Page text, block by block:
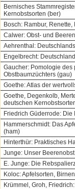
Bernisches
Kernobstsorten (ber)
Bosch: Rambur,
Calwer: Obst- und
Aehrenthal:
Engelbrecht:
Gaucher: Pomologie des
Obstbaumzüchters (gau)
Goethe: Atlas der
Goethe, Degenkolb,
deutschen
Friedrich Güderrode: Die
Hammerschmidt: Das
(ham)
Hinterthür: Praktisches
Junge: Unser
E. Junge: Die
Koloc: Apfelsorten,
Krümmel, Groh,